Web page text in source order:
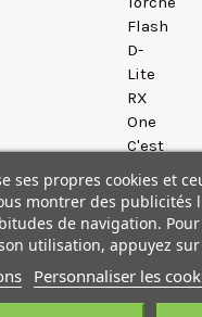
Flash
D-
Lite
RX
One
C'est
le
modèle
le
plus
et
ses propres cookies et
montrer des publicités
de navigation.
utilisation, appuyez
Personnaliser les